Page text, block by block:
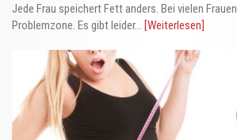
Jede Frau speichert Fett anders. Bei vielen
Problemzone. Es gibt leider... [Weiterlesen]